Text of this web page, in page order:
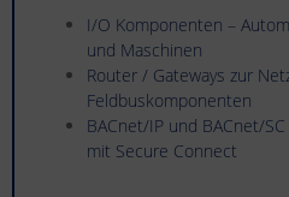
I/O Komponenten –
und Maschinen
Router / Gateways zur
Feldbuskomponenten
BACnet/IP und BACnet/
mit Secure Connect